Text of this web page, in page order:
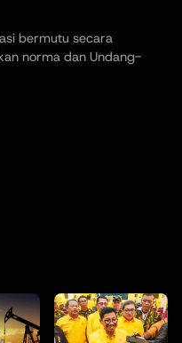
bermutu secara
norma dan Undang-